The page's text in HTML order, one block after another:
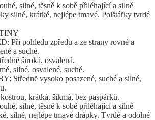
silné, těsně k sobě přiléhající a silně
silné, krátké, nejlépe tmavé. Polštářky tvrdé
Při pohledu zpředu a ze strany rovné a
a suché.
široká, osvalená.
silné, osvalené, suché.
Středně vysoko posazené, suché a silné,
krátká, šikmá, bez paspárků.
silné, těsně k sobě přiléhající a silně
silné, nejlépe tmavé drápky. Tvrdé a odolné